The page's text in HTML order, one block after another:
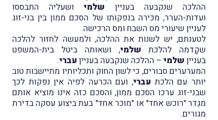
ההלכה שנקבעה בעניין שלמי ושעליה התבססו
ועדות-הערר, מכּירה בנפקותו של הסכם ממון בין בני-זוג
לעניין שיעורי מס השבח ומס הרכישה.
לטענתם, יש לשנות את ההלכה, ולמעשה לחזור להלכה
שקָדמה להלכת שלמי, ושאותה ביטל בית-המשפט
בעניין שלמי – ההלכה שנקבעה בענייןעברי.
המערערים סבורים, כי לשון החוק ותכליותיו מתיישבות טוב
יותר עם הלכת עברי, ועם הכרעה לפיה אין נפקות לכך
שבני-זוג ערכו הסכם ממון, והסכם כזה אינו מוציא אותם
מגֶדר "רוכש אחד" או "מוכר אחד" בעת ביצוע עסקה בדירת
מגורים.